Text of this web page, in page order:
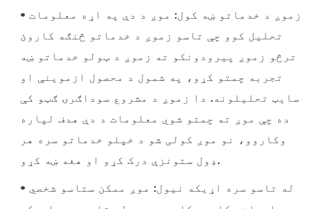
• زموږ د خدماتو ښه کول: موږ د دې په اړه معلومات
تحلیل کوو چې تاسو زموږ د خدماتو څنګه کاروئ
ترڅو زموږ پیرودونکو ته زموږ د ټولو خدماتو ښه
تجربه چمتو کړو، په شمول د محصول ازموینې او
سایټ تحلیلونه. دا زموږ د مشروع سوداګرۍ ګټو کې
ده چې موږ ته چمتو شوي معلومات د دې هدف لپاره
وکاروو، نو موږ کولی شو د خپلو خدماتو سره هر
ډول ستونزې درک کړو او هغه ښه کړو.
• له تاسو سره اړیکه نیول: موږ ممکن ستاسو شخصي